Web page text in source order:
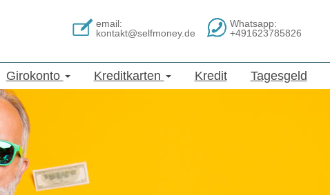
email:
kontakt@selfmoney.de
Whatsapp:
+491623785826
Girokonto Kreditkarten Kredit Tagesgeld